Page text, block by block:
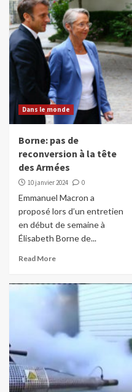
Dans le monde
Borne: pas de
reconversion à la tête
des Armées
10 janvier 2024 0
Emmanuel Macron a
proposé lors d’un entretien
en début de semaine à
Élisabeth Borne de...
Read More